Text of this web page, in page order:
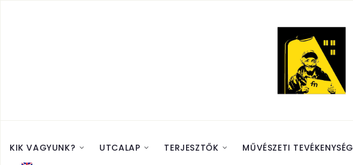
KIK VAGYUNK? UTCALAP TERJESZTŐK MŰVÉSZETI TEVÉKENYSÉG